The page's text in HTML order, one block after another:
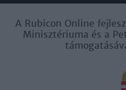
A Rubicon Online
Minisztériuma és a